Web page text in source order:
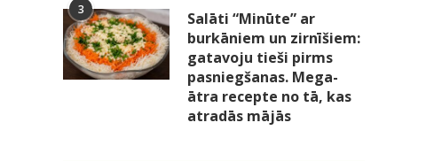
3
Salāti “Minūte” ar
burkāniem un zirnīšiem:
gatavoju tieši pirms
pasniegšanas. Mega-
ātra recepte no tā, kas
atradās mājās